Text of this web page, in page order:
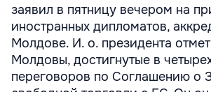
заявил в пятницу вечером на
иностранных дипломатов,
Молдове. И. о. президента
Молдовы, достигнутые в
переговоров по Соглашению о